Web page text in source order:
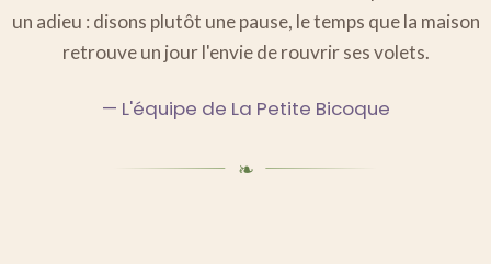
un adieu : disons plutôt une pause, le temps que la maison
retrouve un jour l'envie de rouvrir ses volets.
— L'équipe de La Petite Bicoque